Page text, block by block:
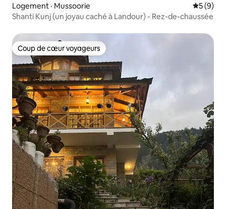
Logement · Mussoorie Note
5 (9)
Shanti Kunj (un joyau caché à Landour) - Rez-de-chaussée
Coup de cœur voyageurs
Coup de cœur voyageurs